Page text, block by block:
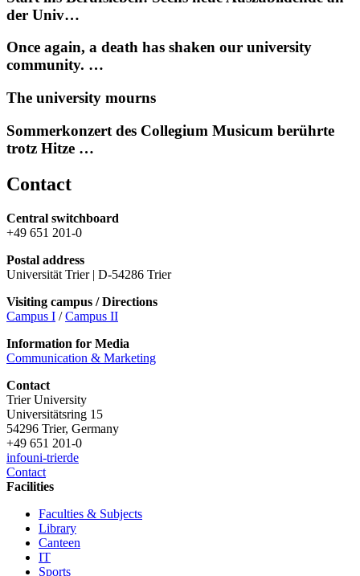
der Univ…
Once again, a death has shaken our university
community. …
The university mourns
Sommerkonzert des Collegium Musicum berührte
trotz Hitze …
Contact
Central switchboard
+49 651 201-0
Postal address
Universität Trier | D-54286 Trier
Visiting campus / Directions
Campus I /Campus II
Information for Media
Communication & Marketing
Contact
Trier University
Universitätsring 15
54296 Trier, Germany
+49 651 201-0
infouni-trierde
Contact
Facilities
Faculties & Subjects
Library
Canteen
IT
Sports